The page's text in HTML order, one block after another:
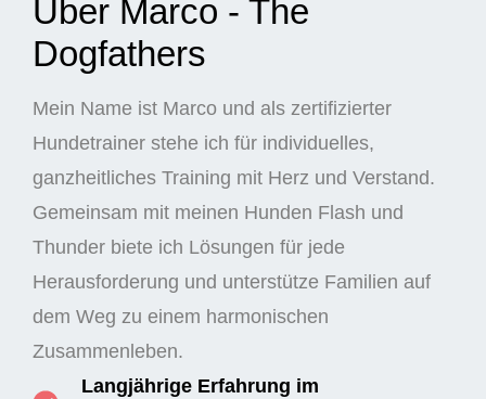
Über Marco - The
Dogfathers
Mein Name ist Marco und als zertifizierter
Hundetrainer stehe ich für individuelles,
ganzheitliches Training mit Herz und Verstand.
Gemeinsam mit meinen Hunden Flash und
Thunder biete ich Lösungen für jede
Herausforderung und unterstütze Familien auf
dem Weg zu einem harmonischen
Zusammenleben.
Langjährige Erfahrung im